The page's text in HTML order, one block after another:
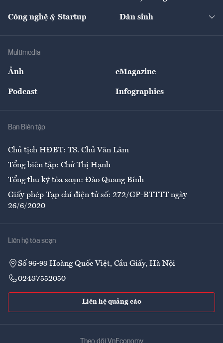
Tư vấn
Thị trường
Nông sản
Giải trí
Công nghệ & Startup Dân sinh
Multimedia
Ảnh eMagazine
Podcast Infographics
Ban Biên tập
Chủ tịch HĐBT: TS. Chử Văn Lâm
Tổng biên tập: Chử Thị Hạnh
Tổng thư ký tòa soạn: Đào Quang Bính
Giấy phép Tạp chí điện tử số: 272/GP-BTTTT ngày
26/6/2020
Liên hệ tòa soạn
Số 96-98 Hoàng Quốc Việt, Cầu Giấy, Hà Nội
02437552050
Liên hệ quảng cáo
Theo dõi VnEconomy